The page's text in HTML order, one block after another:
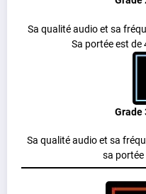
Sa qualité audio et sa
Sa portée est de
Grade
Sa qualité audio et sa
sa portée